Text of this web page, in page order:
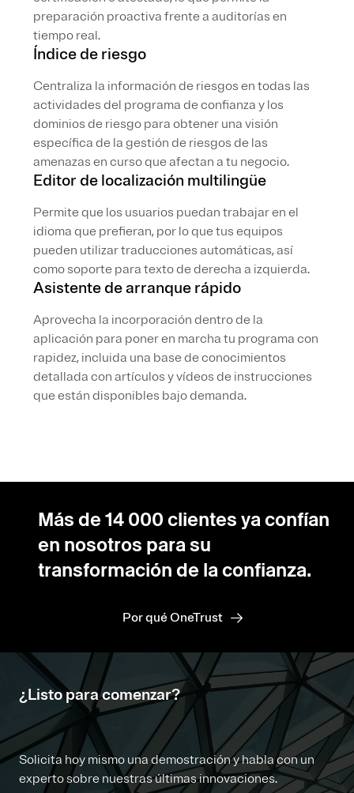
preparación proactiva frente a auditorías en
tiempo real.
Índice de riesgo
Centraliza la información de riesgos en todas las
actividades del programa de confianza y los
dominios de riesgo para obtener una visión
específica de la gestión de riesgos de las
amenazas en curso que afectan a tu negocio.
Editor de localización multilingüe
Permite que los usuarios puedan trabajar en el
idioma que prefieran, por lo que tus equipos
pueden utilizar traducciones automáticas, así
como soporte para texto de derecha a izquierda.
Asistente de arranque rápido
Aprovecha la incorporación dentro de la
aplicación para poner en marcha tu programa con
rapidez, incluida una base de conocimientos
detallada con artículos y vídeos de instrucciones
que están disponibles bajo demanda.
Más de 14 000 clientes ya confían
en nosotros para su
transformación de la confianza.
Por qué OneTrust
¿Listo para comenzar?
Solicita hoy mismo una demostración y habla con un
experto sobre nuestras últimas innovaciones.